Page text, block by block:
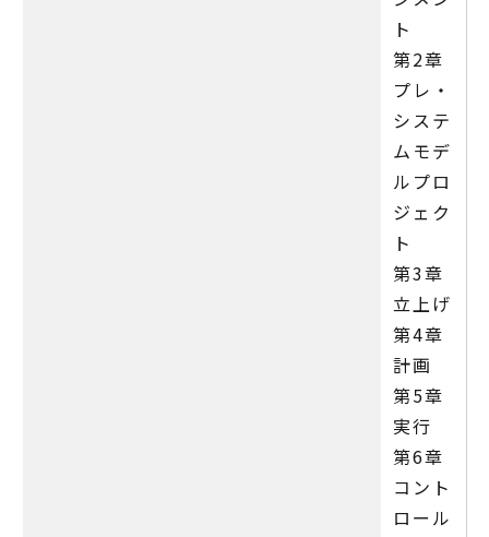
ト
第2章
プレ・
システ
ムモデ
ルプロ
ジェク
ト
第3章
立上げ
第4章
計画
第5章
実行
第6章
コント
ロール